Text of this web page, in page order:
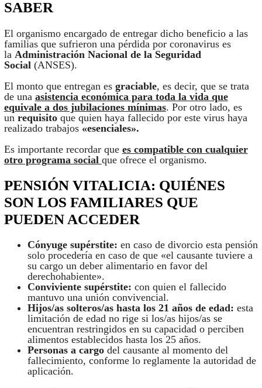
SABER
El organismo encargado de entregar dicho beneficio a las
familias que sufrieron una pérdida por coronavirus es
la Administración Nacional de la Seguridad
Social (ANSES).
El monto que entregan esgraciable, es decir, que se trata
de una asistencia económica para toda la vida que
equivale a dos jubilaciones mínimas. Por otro lado, es
un requisitoque quien haya fallecido por este virus haya
realizado trabajos «esenciales».
Es importante recordar que es compatible con cualquier
otro programa social que ofrece el organismo.
PENSIÓN VITALICIA: QUIÉNES
SON LOS FAMILIARES QUE
PUEDEN ACCEDER
Cónyuge supérstite: en caso de divorcio esta pensión
solo procedería en caso de que «el causante tuviere a
su cargo un deber alimentario en favor del
derechohabiente».
Conviviente supérstite: con quien el fallecido
mantuvo una unión convivencial.
Hijos/as solteros/as hasta los 21 años de edad: esta
limitación de edad no rige si los/as hijos/as se
encuentran restringidos en su capacidad o perciben
alimentos establecidos hasta los 25 años.
Personas a cargodel causante al momento del
fallecimiento, conforme lo reglamente la autoridad de
aplicación.